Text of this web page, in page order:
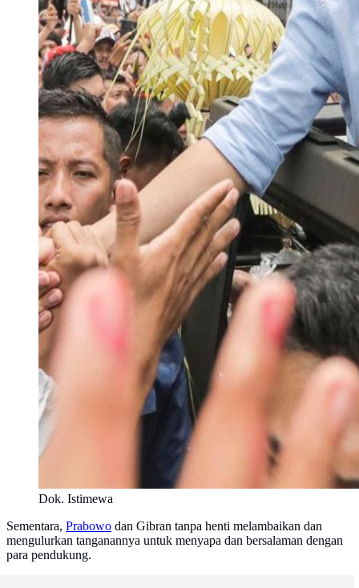
Dok. Istimewa
Sementara, Prabowo dan Gibran tanpa henti melambaikan dan
mengulurkan tanganannya untuk menyapa dan bersalaman dengan
para pendukung.